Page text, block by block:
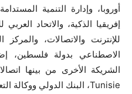
أوروبا، وإدارة التنمية
إفريقيا الذكية، والاتحاد
للإنترنت والاتصالات،
الاصطناعي بدولة
الشريكة الأخرى من بينها
Tunisie، البنك الدولي ووكالة